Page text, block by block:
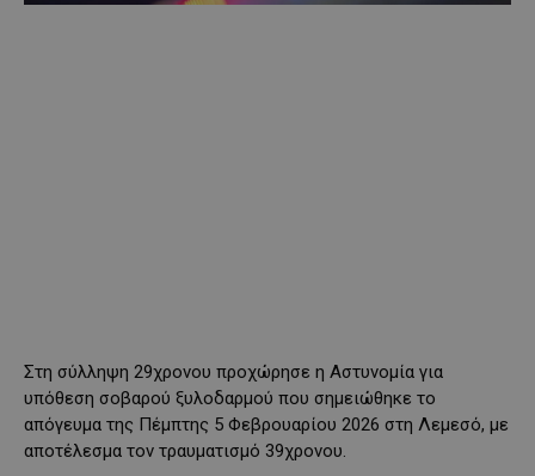
Στη σύλληψη 29χρονου προχώρησε η Αστυνομία για
υπόθεση σοβαρού ξυλοδαρμού που σημειώθηκε το
απόγευμα της Πέμπτης 5 Φεβρουαρίου 2026 στη Λεμεσό, με
αποτέλεσμα τον τραυματισμό 39χρονου.